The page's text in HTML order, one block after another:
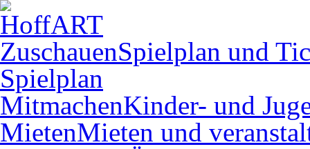
ZuschauenSpielplan und
Spielplan
MitmachenKinder- und
MietenMieten und